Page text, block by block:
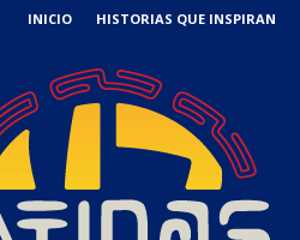
INICIO HISTORIAS QUE INSPIRAN